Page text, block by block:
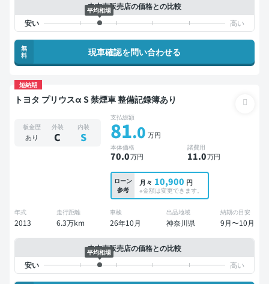
中古車販売店の価格との比較
平均相場
無
料
現車確認を問い合わせる
短納期
トヨタ プリウスα S 禁煙車 整備記録簿あり
板金歴
あり
外装
C
内装
S
支払総額
81.0 万円
本体価格
70.0万円
諸費用
11.0万円
ローン
参考
月々 10,900 円
※金額は変更できます。
年式
2013
走行距離
6.3万km
車検
26年10月
出品地域
神奈川県
納期の目安
9月〜10月
中古車販売店の価格との比較
平均相場